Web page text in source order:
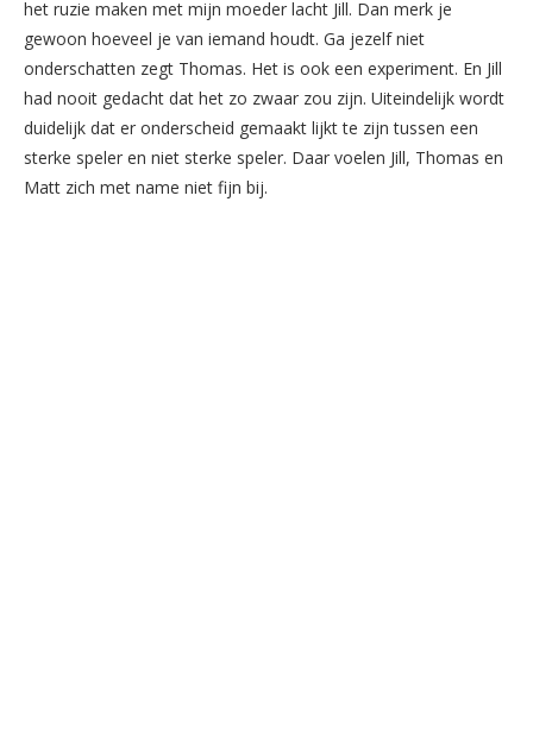
het ruzie maken met mijn moeder lacht Jill. Dan merk je
gewoon hoeveel je van iemand houdt. Ga jezelf niet
onderschatten zegt Thomas. Het is ook een experiment. En Jill
had nooit gedacht dat het zo zwaar zou zijn. Uiteindelijk wordt
duidelijk dat er onderscheid gemaakt lijkt te zijn tussen een
sterke speler en niet sterke speler. Daar voelen Jill, Thomas en
Matt zich met name niet fijn bij.